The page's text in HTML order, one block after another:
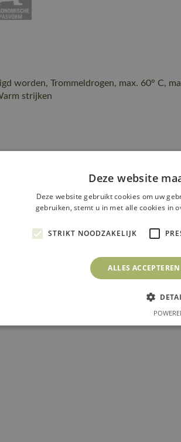
worden, Trommeldrogen, max. 60° C,
strijken
Deze website
Deze website gebruikt cookies om uw
gebruiken, stemt u in met alle cookies in
STRIKT NOODZAKELIJK
ALLES ACCEPTEREN